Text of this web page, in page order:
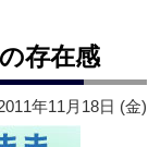
存在感
年11月18日 (金)